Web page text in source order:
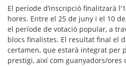
El període d’inscripció finalitzarà
hores. Entre el 25 de juny i el 10
el període de votació popular, a
blocs finalistes. El resultat final el
certamen, que estarà integrat per
prestigi, així com guanyadors/ores